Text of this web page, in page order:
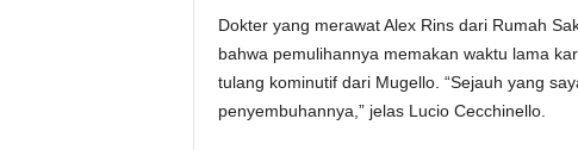
Dokter yang merawat Alex Rins dari Rumah
bahwa pemulihannya memakan waktu lama
tulang kominutif dari Mugello. “Sejauh yang
penyembuhannya,” jelas Lucio Cecchinello.